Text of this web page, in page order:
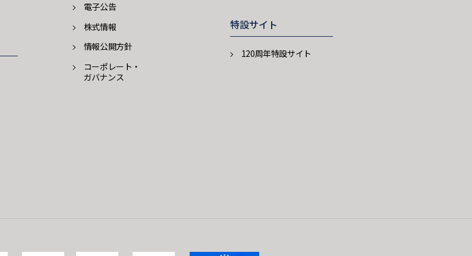
電子公告
株式情報
情報公開方針
コーポレート・
ガバナンス
特設サイト
120周年特設サイト